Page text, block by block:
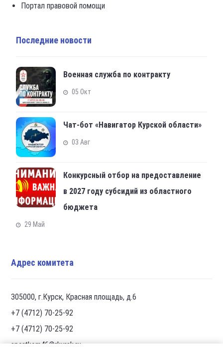
Портал правовой помощи
Последние новости
Военная служба по контракту
05 Окт
Чат-бот «Навигатор Курской области»
03 Авг
Конкурсный отбор на предоставление
в 2027 году субсидий из областного
бюджета
29 Май
Адрес комитета
305000, г.Курск, Красная площадь, д.6
+7 (4712) 70-25-92
+7 (4712) 70-25-92
sportkom46@rkursk.ru